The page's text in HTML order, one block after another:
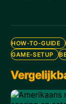
HOW-TO-GUIDE
GAME-SETUP